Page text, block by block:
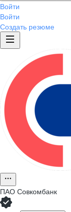
Войти
Войти
Создать резюме
ПАО Совкомбанк